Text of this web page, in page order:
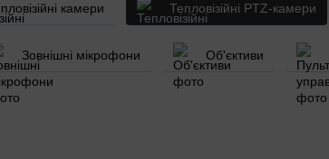
камери Тепловізійні PTZ-камери
Зовнішні мікрофони Об'єктиви